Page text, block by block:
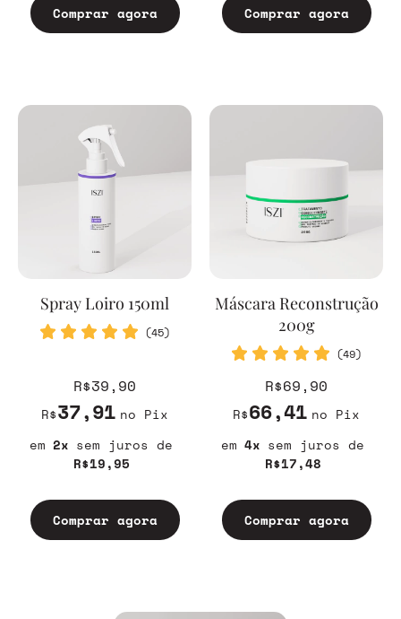
Comprar agora Comprar agora
Spray Loiro 150ml
(45)
R$39,90
R$37,91 no Pix
2
R$19,95
sem juros
Comprar agora
Máscara Reconstrução
200g
(49)
R$69,90
R$66,41 no Pix
4
R$17,48
sem juros
Comprar agora